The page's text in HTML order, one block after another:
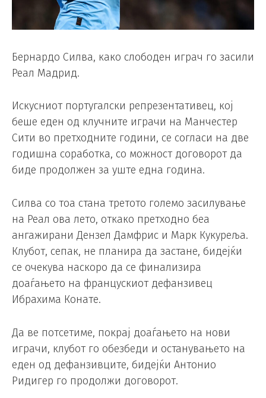
Бернардо Силва, како слободен играч го засили
Реал Мадрид.
Искусниот португалски репрезентативец, кој
беше еден од клучните играчи на Манчестер
Сити во претходните години, се согласи на две
годишна соработка, со можност договорот да
биде продолжен за уште една година.
Силва со тоа стана третото големо засилување
на Реал ова лето, откако претходно беа
ангажирани Дензел Дамфрис и Марк Кукуреља.
Клубот, сепак, не планира да застане, бидејќи
се очекува наскоро да се финализира
доаѓањето на францускиот дефанзивец
Ибрахима Конате.
Да ве потсетиме, покрај доаѓањето на нови
играчи, клубот го обезбеди и останувањето на
еден од дефанзивците, бидејќи Антонио
Ридигер го продолжи договорот.